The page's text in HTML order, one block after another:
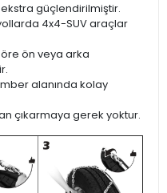
güçlendirilmiştir.
4x4-SUV araçlar
ön veya arka
alanında kolay
çıkarmaya gerek yoktur.